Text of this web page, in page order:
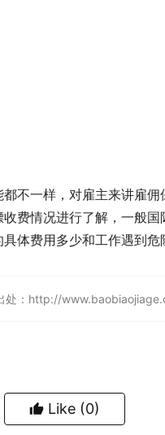
不一样，对雇主来讲雇
费情况进行了解，一般
体费用多少和工作遇到危
处：http://
Like (0)